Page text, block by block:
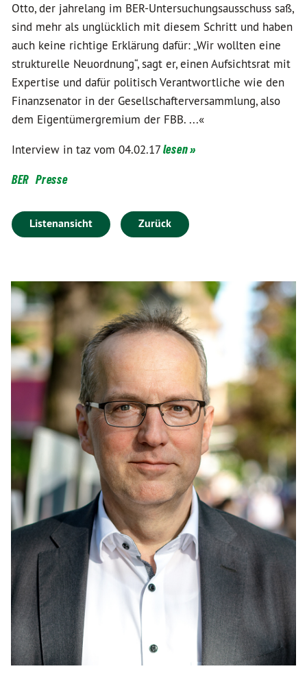
Otto, der jahrelang im BER-Untersuchungsausschuss saß,
sind mehr als unglücklich mit diesem Schritt und haben
auch keine richtige Erklärung dafür: „Wir wollten eine
strukturelle Neuordnung“, sagt er, einen Aufsichtsrat mit
Expertise und dafür politisch Verantwortliche wie den
Finanzsenator in der Gesellschafterversammlung, also
dem Eigentümergremium der FBB. ...«
Interview in taz vom 04.02.17lesen »
BER Presse
Listenansicht Zurück